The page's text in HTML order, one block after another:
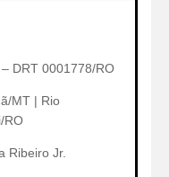
DRT 0001778/RO
MT | Rio
RO
Ribeiro Jr.